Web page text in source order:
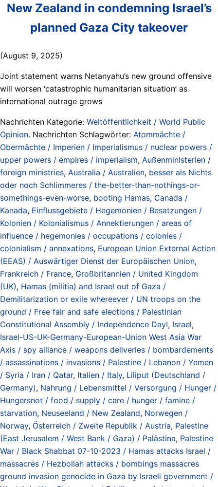
New Zealand in condemning Israel’s
planned Gaza City takeover
(August 9, 2025)
Joint statement warns Netanyahu’s new ground offensive
will worsen ‘catastrophic humanitarian situation’ as
international outrage grows
Nachrichten Kategorie: Weltöffentlichkeit / World Public
Opinion. Nachrichten Schlagwörter: Atommächte /
Obermächte / Imperien / Imperialismus / nuclear powers /
upper powers / empires / imperialism, Außenministerien /
foreign ministries, Australia / Australien, besser als Nichts
oder noch Schlimmeres / the-better-than-nothings-or-
somethings-even-worse, booting Hamas, Canada /
Kanada, Einflussgebiete / Hegemonien / Besatzungen /
Kolonien / Kolonialismus / Annektierungen / areas of
influence / hegemonies / occupations / colonies /
colonialism / annexations, European Union External Action
(EEAS) / Auswärtiger Dienst der Europäischen Union,
Frankreich / France, Großbritannien / United Kingdom
(UK), Hamas (militia) and Israel out of Gaza /
Demilitarization or exile whereever / UN troops on the
ground / Free fair and safe elections / Palestinian
Constitutional Assembly / Independence Day!, Israel,
Israel-US-UK-Germany-European-Union West Asia War
Axis / spy alliance / weapons deliveries / bombardements
/ assassinations / invasions / Palestine / Lebanon / Yemen
/ Syria / Iran / Qatar, Italien / Italy, Liliput (Deutschland /
Germany), Nahrung / Lebensmittel / Versorgung / Hunger /
Hungersnot / food / supply / care / hunger / famine /
starvation, Neuseeland / New Zealand, Norwegen /
Norway, Österreich / Zweite Republik / Austria, Palestine
(East Jerusalem / West Bank / Gaza) / Palästina, Palestine
War / Black Shabbat 07-10-2023 / Hamas attacks Israel /
massacres / Hezbollah attacks / bombings massacres
ground invasion genocide in Gaza by Israeli government /